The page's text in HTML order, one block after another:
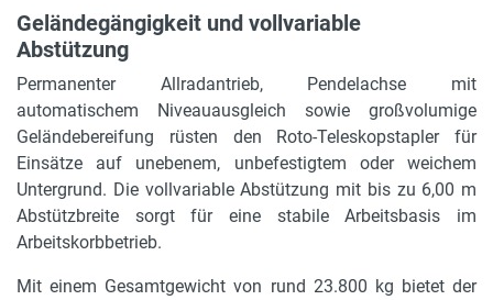
Tankinhalt und Kraftstoff
270 l, Diesel
Hydraulikleistung
350 bar
Niveauausgleich
automatisch
Gesamtgewicht
Geländegängigkeit und vollvariable
Abstützung
Permanenter Allradantrieb, Pendelachse mit
automatischem Niveauausgleich sowie großvolumige
Geländebereifung rüsten den Roto-Teleskopstapler für
Einsätze auf unebenem, unbefestigtem oder weichem
Untergrund. Die vollvariable Abstützung mit bis zu 6,00 m
Abstützbreite sorgt für eine stabile Arbeitsbasis im
Arbeitskorbbetrieb.
Mit einem Gesamtgewicht von rund 23.800 kg bietet der